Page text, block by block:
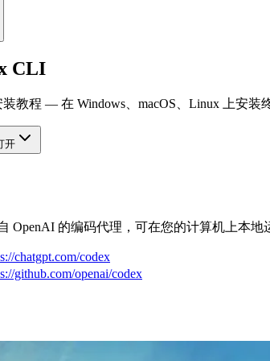
CLI
装教程 — 在 Windows、macOS、Linux 上安
开
OpenAI 的编码代理，可在您的计算机上本地
chatgpt.com/codex
github.com/openai/codex